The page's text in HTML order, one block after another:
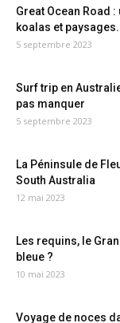
Great Ocean Road
koalas et
5 septembre 2023
Surf trip en
pas manquer
5 septembre 2023
La Péninsule de
South Australia
12 mai 2023
Les requins, le
bleue ?
10 mai 2023
Voyage de noces